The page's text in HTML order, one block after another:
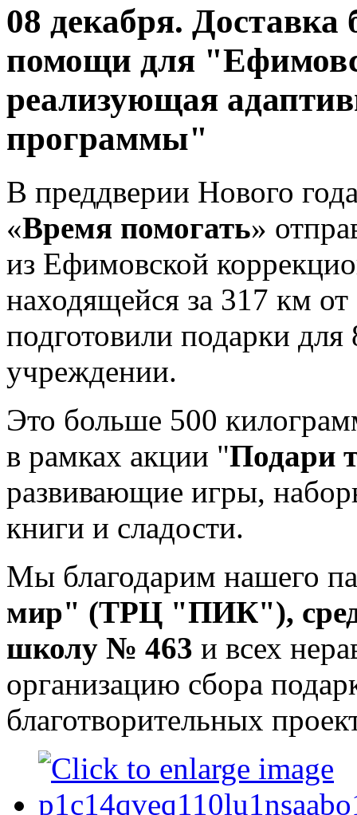
08 декабря. Доставка
помощи для
реализующая
программы"
В преддверии Нового
«Время помогать»
из Ефимовской
находящейся за 317 км
подготовили подарки
учреждении.
Это больше 500
в рамках акции "Подари
развивающие игры,
книги и сладости.
Мы благодарим нашего
мир" (ТРЦ "ПИК"),
школу № 463 и всех
организацию сбора
благотворительных